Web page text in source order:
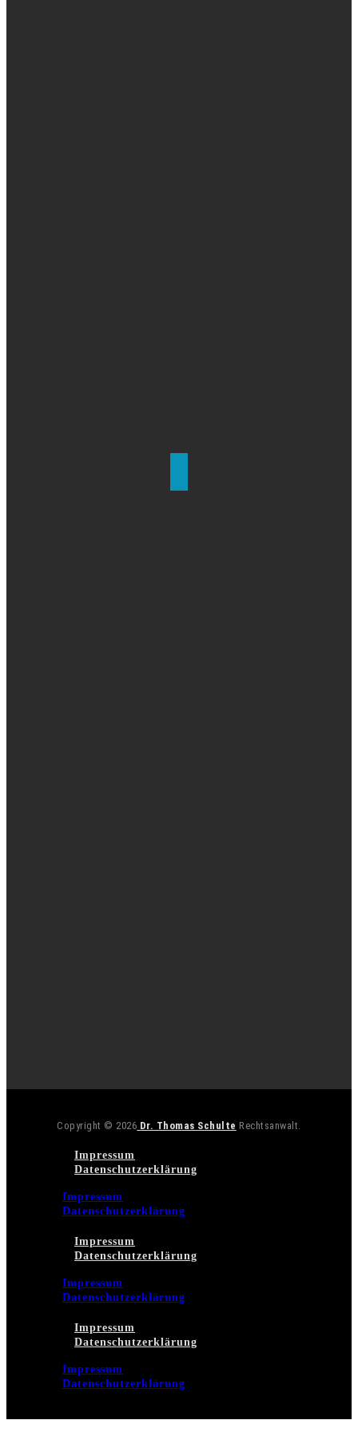
Copyright © 2026 Dr. Thomas Schulte Rechtsanwalt.
Impressum
Datenschutzerklärung
Impressum
Datenschutzerklärung
Impressum
Datenschutzerklärung
Impressum
Datenschutzerklärung
Impressum
Datenschutzerklärung
Impressum
Datenschutzerklärung